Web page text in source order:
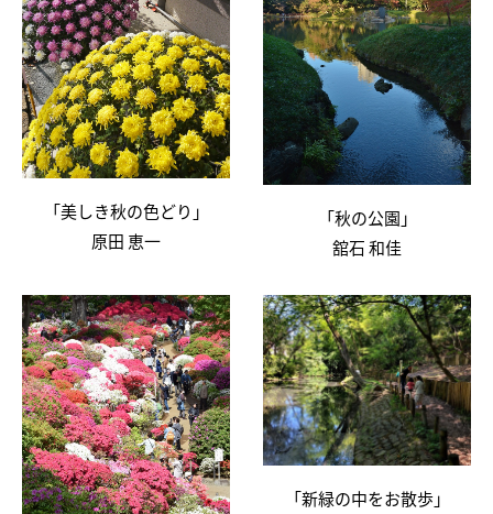
「美しき秋の色どり」
原田 恵一
「秋の公園」
舘石 和佳
「新緑の中をお散歩」